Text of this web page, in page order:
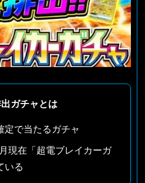
ガチャとは
定で当たるガチャ
現在「超電ブレイカーガ
いる